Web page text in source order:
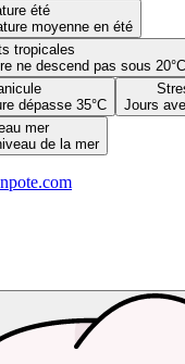
été
moyenne en été
tropicales
ne descend pas sous 20°C
dépasse 35°C
Jours
mer
de la mer